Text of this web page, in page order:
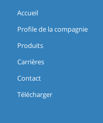
Accueil
Profile de la compagnie
Produits
Carrières
Contact
Télécharger